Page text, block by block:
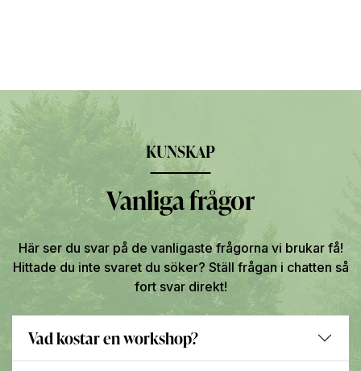
KUNSKAP
Vanliga frågor
Här ser du svar på de vanligaste frågorna vi brukar få!
Hittade du inte svaret du söker? Ställ frågan i chatten så
fort svar direkt!
Vad kostar en workshop?